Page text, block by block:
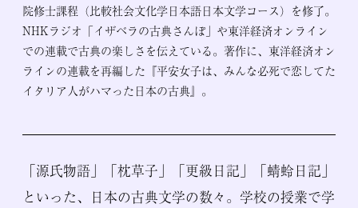
院修士課程（比較社会文化学日本語日本文学コース）を修了。
NHKラジオ「イザベラの古典さんぽ」や東洋経済オンライン
での連載で古典の楽しさを伝えている。著作に、東洋経済オン
ラインの連載を再編した『平安女子は、みんな必死で恋してた
イタリア人がハマった日本の古典』。
「源氏物語」「枕草子」「更級日記」「蜻蛉日記」
といった、日本の古典文学の数々。学校の授業で学